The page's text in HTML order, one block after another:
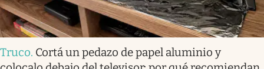
Truco. Cortá un pedazo de papel aluminio y